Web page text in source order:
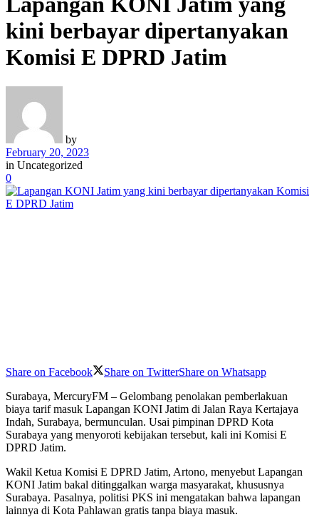
kini berbayar dipertanyakan
Komisi E DPRD Jatim
by
February 20, 2023
in Uncategorized
0
Share on Facebook Share on TwitterShare on Whatsapp
Surabaya, MercuryFM – Gelombang penolakan pemberlakuan
biaya tarif masuk Lapangan KONI Jatim di Jalan Raya Kertajaya
Indah, Surabaya, bermunculan. Usai pimpinan DPRD Kota
Surabaya yang menyoroti kebijakan tersebut, kali ini Komisi E
DPRD Jatim.
Wakil Ketua Komisi E DPRD Jatim, Artono, menyebut Lapangan
KONI Jatim bakal ditinggalkan warga masyarakat, khususnya
Surabaya. Pasalnya, politisi PKS ini mengatakan bahwa lapangan
lainnya di Kota Pahlawan gratis tanpa biaya masuk.